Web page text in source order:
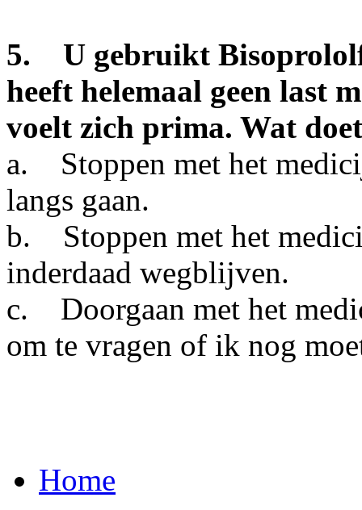
5. U gebruikt
heeft helemaal geen last
voelt zich prima. Wat
a. Stoppen met het
langs gaan.
b. Stoppen met het
inderdaad wegblijven.
c. Doorgaan met het
om te vragen of ik nog
Home